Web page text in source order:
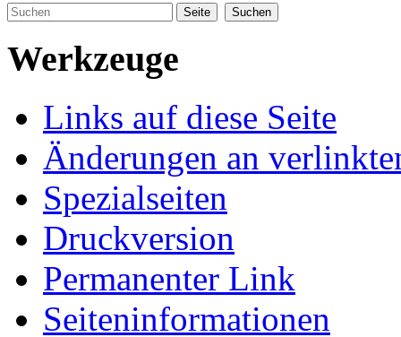
Werkzeuge
Links auf diese Seite
Änderungen an
Spezialseiten
Druckversion
Permanenter Link
Seiten­informationen